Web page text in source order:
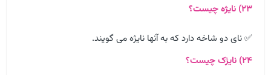
۲۳) نایژه چیست؟
✅ نای دو شاخه دارد که به آنها نایژه می گویند.
۲۴) نایژک چیست؟